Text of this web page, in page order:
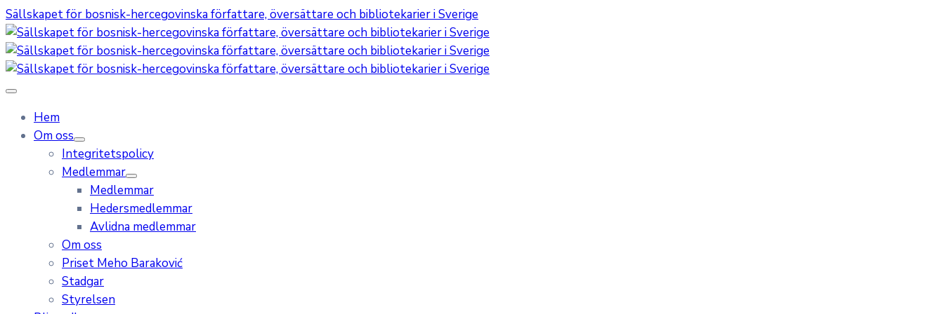
Sällskapet för bosnisk-hercegovinska författare, översättare och bibliotekarier i Sverige
Hem
Om oss
Integritetspolicy
Medlemmar
Medlemmar
Hedersmedlemmar
Avlidna medlemmar
Om oss
Priset Meho Baraković
Stadgar
Styrelsen